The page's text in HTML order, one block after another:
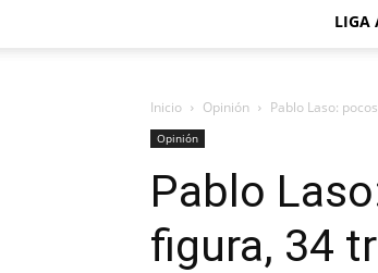
LIGA
Inicio Opinión Pablo Laso:
Opinión
Pablo
figura, 34